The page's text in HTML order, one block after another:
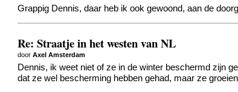
Grappig Dennis, daar heb ik ook gewoond, aan de
Re: Straatje in het westen van NL
doorAxel Amsterdam
Dennis, ik weet niet of ze in de winter beschermd zijn
dat ze wel bescherming hebben gehad, maar ze